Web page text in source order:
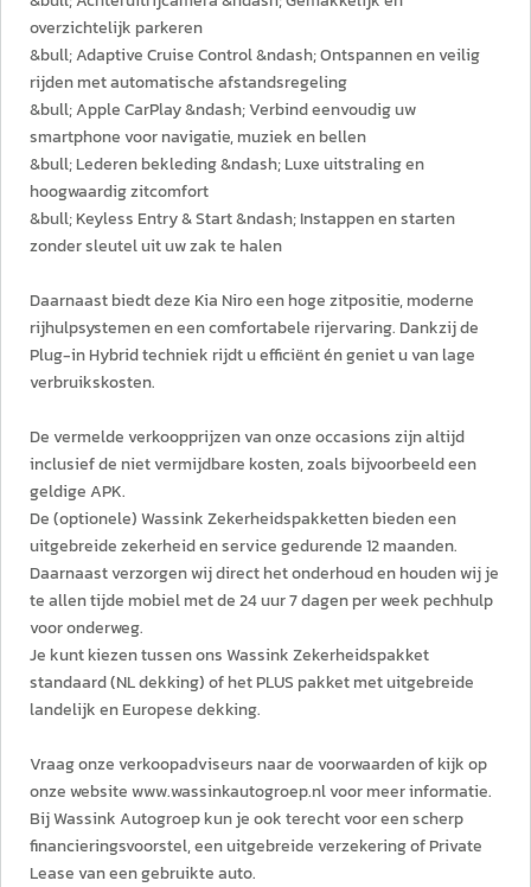
overzichtelijk parkeren
&bull; Adaptive Cruise Control &ndash; Ontspannen en veilig
rijden met automatische afstandsregeling
&bull; Apple CarPlay &ndash; Verbind eenvoudig uw
smartphone voor navigatie, muziek en bellen
&bull; Lederen bekleding &ndash; Luxe uitstraling en
hoogwaardig zitcomfort
&bull; Keyless Entry & Start &ndash; Instappen en starten
zonder sleutel uit uw zak te halen
Daarnaast biedt deze Kia Niro een hoge zitpositie, moderne
rijhulpsystemen en een comfortabele rijervaring. Dankzij de
Plug-in Hybrid techniek rijdt u efficiënt én geniet u van lage
verbruikskosten.
De vermelde verkoopprijzen van onze occasions zijn altijd
inclusief de niet vermijdbare kosten, zoals bijvoorbeeld een
geldige APK.
De (optionele) Wassink Zekerheidspakketten bieden een
uitgebreide zekerheid en service gedurende 12 maanden.
Daarnaast verzorgen wij direct het onderhoud en houden wij je
te allen tijde mobiel met de 24 uur 7 dagen per week pechhulp
voor onderweg.
Je kunt kiezen tussen ons Wassink Zekerheidspakket
standaard (NL dekking) of het PLUS pakket met uitgebreide
landelijk en Europese dekking.
Vraag onze verkoopadviseurs naar de voorwaarden of kijk op
onze website www.wassinkautogroep.nl voor meer informatie.
Bij Wassink Autogroep kun je ook terecht voor een scherp
financieringsvoorstel, een uitgebreide verzekering of Private
Lease van een gebruikte auto.